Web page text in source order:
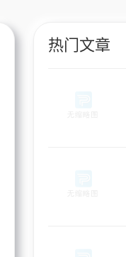
热门文章